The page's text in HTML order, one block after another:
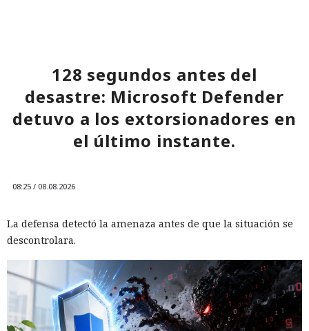
128 segundos antes del
desastre: Microsoft Defender
detuvo a los extorsionadores en
el último instante.
08:25 / 08.08.2026
La defensa detectó la amenaza antes de que la situación se
descontrolara.